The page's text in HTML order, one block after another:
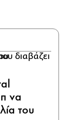
να
του